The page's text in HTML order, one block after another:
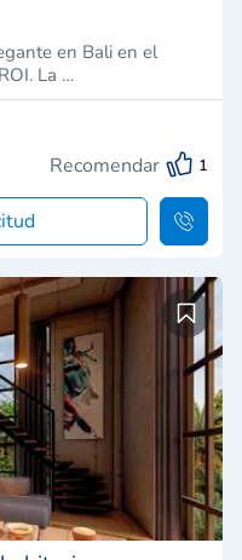
en Bali en el
La …
Recomendar 1